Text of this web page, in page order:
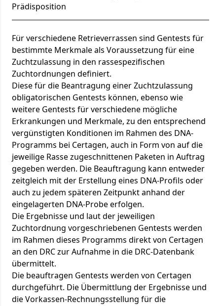
Prädisposition
Für verschiedene Retrieverrassen sind Gentests für
bestimmte Merkmale als Voraussetzung für eine
Zuchtzulassung in den rassespezifischen
Zuchtordnungen definiert.
Diese für die Beantragung einer Zuchtzulassung
obligatorischen Gentests können, ebenso wie
weitere Gentests für verschiedene mögliche
Erkrankungen und Merkmale, zu den entsprechend
vergünstigten Konditionen im Rahmen des DNA-
Programms bei Certagen, auch in Form von auf die
jeweilige Rasse zugeschnittenen Paketen in Auftrag
gegeben werden. Die Beauftragung kann entweder
zeitgleich mit der Erstellung eines DNA-Profils oder
auch zu jedem späteren Zeitpunkt anhand der
eingelagerten DNA-Probe erfolgen.
Die Ergebnisse und laut der jeweiligen
Zuchtordnung vorgeschriebenen Gentests werden
im Rahmen dieses Programms direkt von Certagen
an den DRC zur Aufnahme in die DRC-Datenbank
übermittelt.
Die beauftragen Gentests werden von Certagen
durchgeführt. Die Übermittlung der Ergebnisse und
die Vorkassen-Rechnungsstellung für die